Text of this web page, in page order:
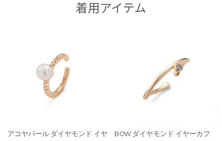
着用アイテム
アコヤパール ダイヤモンド イヤ
BOW ダイヤモンド イヤーカフ